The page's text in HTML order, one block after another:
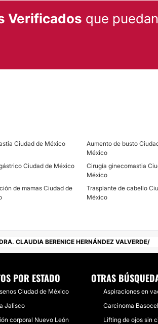
Verificados que
Ciudad de México
Aumento de busto
México
Ciudad de México
Cirugía ginecomastia
México
de mamas Ciudad de
Trasplante de cabello
México
CLAUDIA BERENICE HERNÁNDEZ VALVERDE
POR ESTADO
Ciudad de México
Jalisco
corporal Nuevo León
OTRAS
Aspiraciones en
Carcinoma
Lifting de ojos sin